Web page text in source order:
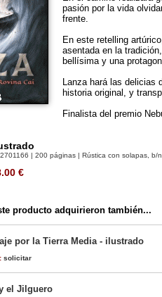
pasión por la vida
frente.
En este retelling
asentada en la
bellísima y una
Lanza hará las delicias
historia original, y
Finalista del premio
| 200 páginas | Rústica con solapas, b/
€
producto adquirieron también...
por la Tierra Media - ilustrado
solicitar
el Jilguero